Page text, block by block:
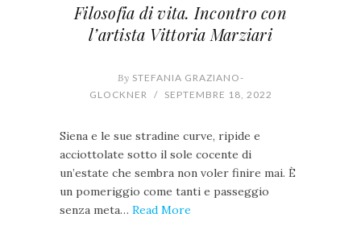
Filosofia di vita. Incontro con
l’artista Vittoria Marziari
By STEFANIA GRAZIANO-
GLOCKNER
/ SEPTEMBRE 18, 2022
Siena e le sue stradine curve, ripide e
acciottolate sotto il sole cocente di
un’estate che sembra non voler finire mai. È
un pomeriggio come tanti e passeggio
senza meta… Read More